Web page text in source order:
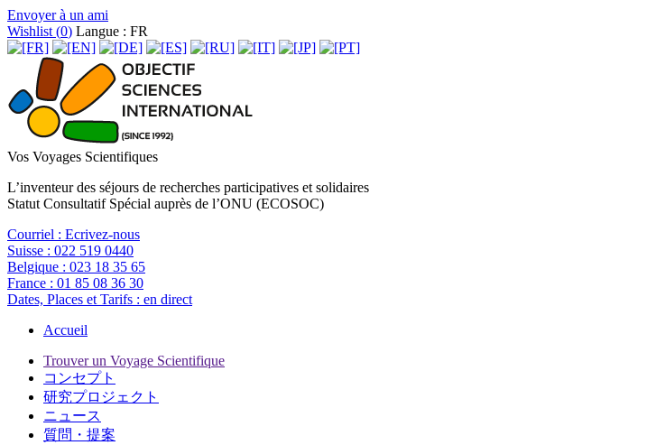
Envoyer à un ami
Wishlist (0) Langue : FR
Vos Voyages Scientifiques
L’inventeur des séjours de recherches participatives et solidaires
Statut Consultatif Spécial auprès de l’ONU (ECOSOC)
Courriel : Ecrivez-nous
Suisse : 022 519 0440
Belgique : 023 18 35 65
France : 01 85 08 36 30
Dates, Places et Tarifs : en direct
Accueil
Trouver un Voyage Scientifique
コンセプト
研究プロジェクト
ニュース
質問・提案